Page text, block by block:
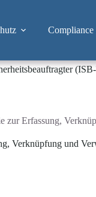
zur Erfassung,
Verknüpfung und